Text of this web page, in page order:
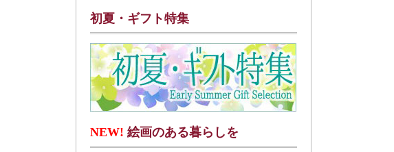
初夏・ギフト特集
NEW! 絵画のある暮らしを